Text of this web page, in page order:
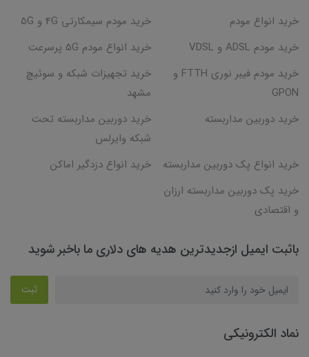
خرید انواع مودم
خرید مودم سیمکارتی 4G و 5G
خرید مودم ADSL و VDSL
خرید انواع مودم 5G پرسرعت
خرید مودم فیبر نوری FTTH و
GPON
خرید تجهیزات شبکه و سوئیچ
مشهد
خرید دوربین مداربسته
خرید دوربین مداربسته تحت
شبکه وایرلس
خرید انواع پک دوربین مداربسته
خرید انواع دزدگیر اماکن
خرید پک دوربین مداربسته ارزان
و اقتصادی
باثبت ایمیل ازجدیدترین هدیه های دلاری ما باخبر شوید
ثبت
نماد الکترونیکی